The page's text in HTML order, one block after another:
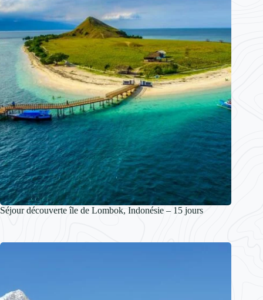
Séjour découverte île de Lombok, Indonésie – 15 jours